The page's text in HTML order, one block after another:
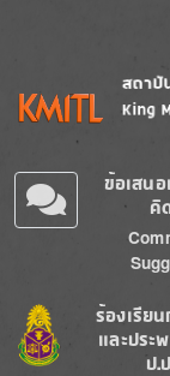
Image
ข้อเสน
คิ
Image
ร้องเรีย
และประ
ป.